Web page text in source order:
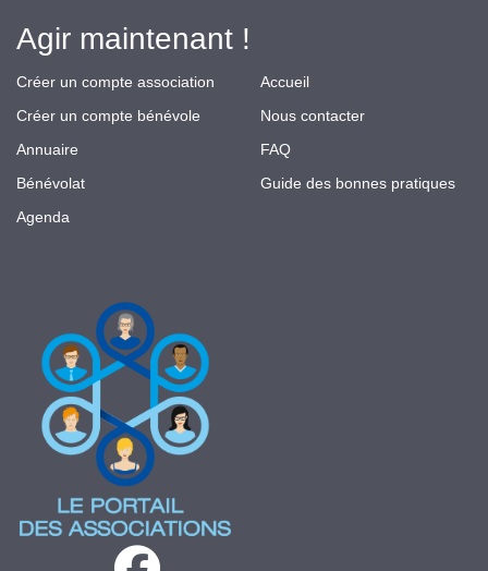
Agir maintenant !
Créer un compte association
Créer un compte bénévole
Annuaire
Bénévolat
Agenda
Accueil
Nous contacter
FAQ
Guide des bonnes pratiques